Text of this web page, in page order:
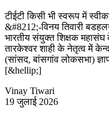
टीईटी किसी भी स्वरूप में
&#8212;-विनय तिवारी
भारतीय संयुक्त शिक्षक
तारकेश्वर शाही के नेतृत्व में
(सांसद, बांसगांव लोकसभा)
[&hellip;]
Vinay Tiwari
19 जुलाई 2026